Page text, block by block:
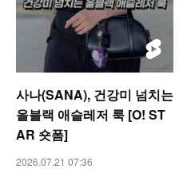
사나(SANA), 건강미 넘치는
올블랙 애슬레저 룩 [O! ST
AR 숏폼]
2026.07.21 07:36